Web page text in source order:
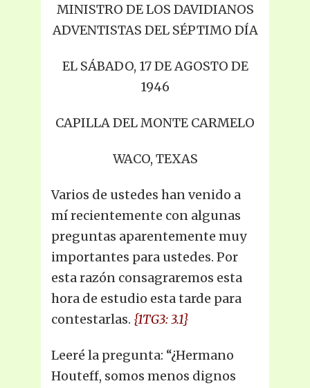
MINISTRO DE LOS DAVIDIANOS
ADVENTISTAS DEL SÉPTIMO DÍA
EL SÁBADO, 17 DE AGOSTO DE
1946
CAPILLA DEL MONTE CARMELO
WACO, TEXAS
Varios de ustedes han venido a
mí recientemente con algunas
preguntas aparentemente muy
importantes para ustedes. Por
esta razón consagraremos esta
hora de estudio esta tarde para
contestarlas. {1TG3: 3.1}
Leeré la pregunta: “¿Hermano
Houteff, somos menos dignos